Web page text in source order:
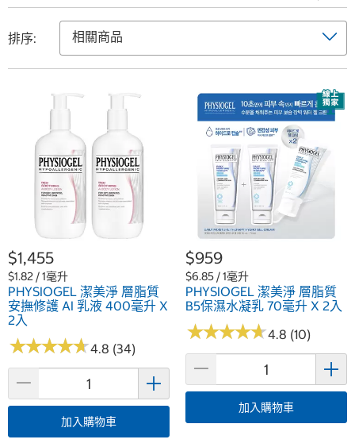
排序:
$1,455
$1.82 / 1毫升
PHYSIOGEL 潔美淨 層脂質
安撫修護 AI 乳液 400毫升 X
2入
★★★★★
★★★★★4.8 (34)
加入購物車
$959
$6.85 / 1毫升
PHYSIOGEL 潔美淨 層脂質
B5保濕水凝乳 70毫升 X 2入
★★★★★
★★★★★4.8 (10)
加入購物車